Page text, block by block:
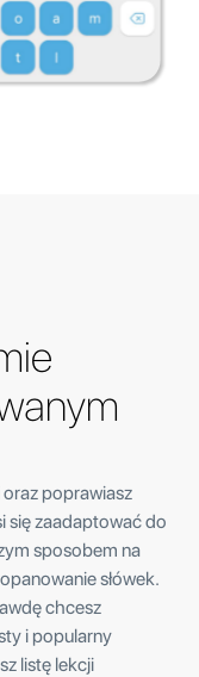
poprawiasz
się zaadaptować do
sposobem na
słówek.
chcesz
i popularny
listę lekcji